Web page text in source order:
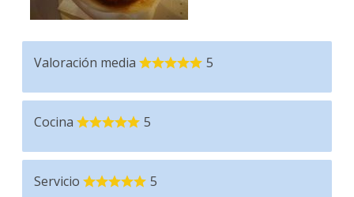
Valoración media 5
Cocina 5
Servicio 5